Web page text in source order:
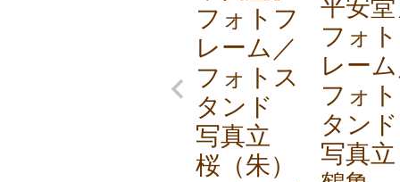
フォトフ
レーム／
フォトス
タンド
写真立
桜（朱）
平安
フォ
レー
フォ
タンド
写真